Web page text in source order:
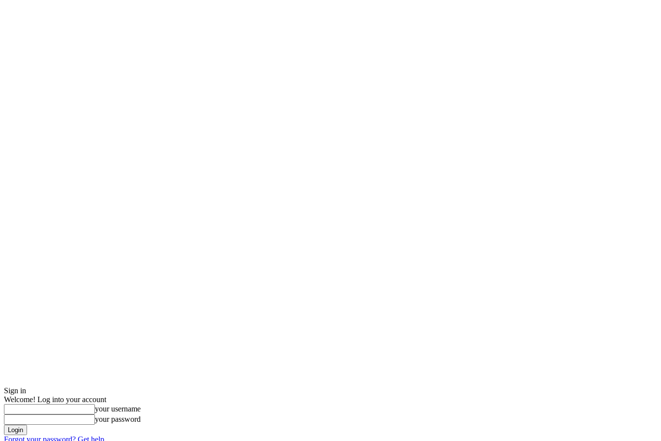
Sign in
Welcome! Log into your account
your username
your password
Forgot your password? Get help